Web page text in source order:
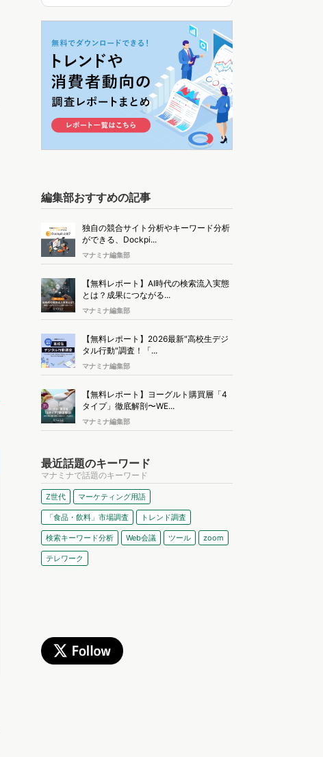
編集部おすすめの記事
独自の競合サイト分析やキーワード分析
ができる、Dockpi...
マナミナ編集部
【無料レポート】AI時代の検索流入実態
とは？成果につながる...
マナミナ編集部
【無料レポート】2026最新"高校生デジ
タル行動"調査！「...
マナミナ編集部
【無料レポート】ヨーグルト購買層「4
タイプ」徹底解剖〜WE...
マナミナ編集部
最近話題のキーワード
マナミナで話題のキーワード
Z世代 マーケティング用語
「食品・飲料」市場調査 トレンド調査
検索キーワード分析 Web会議 ツール zoom
テレワーク